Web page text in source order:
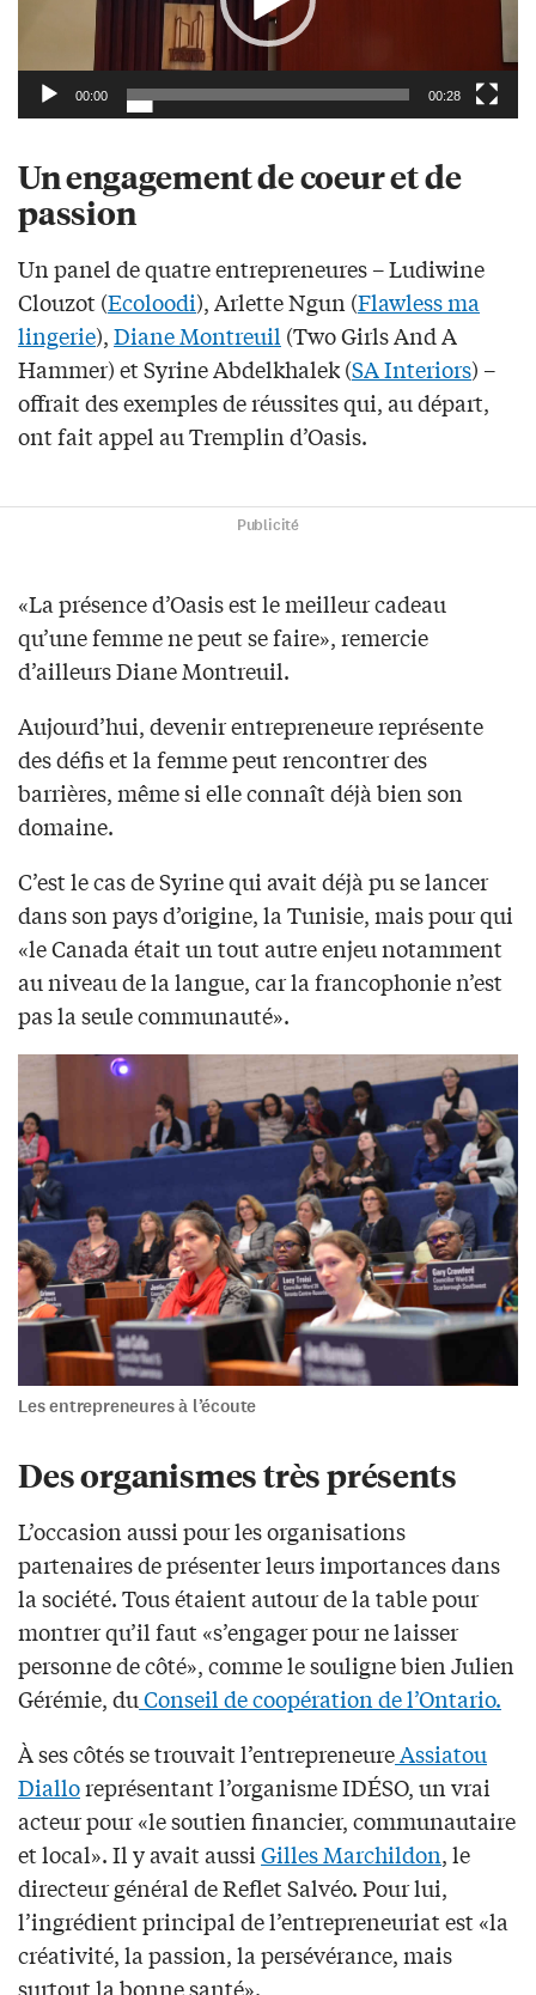
00:00 00:28
Un engagement de coeur et de
passion
Un panel de quatre entrepreneures – Ludiwine
Clouzot (Ecoloodi), Arlette Ngun (Flawless ma
lingerie),Diane Montreuil (Two Girls And A
Hammer) et Syrine Abdelkhalek (SA Interiors) –
offrait des exemples de réussites qui, au départ,
ont fait appel au Tremplin d’Oasis.
Publicité
«La présence d’Oasis est le meilleur cadeau
qu’une femme ne peut se faire», remercie
d’ailleurs Diane Montreuil.
Aujourd’hui, devenir entrepreneure représente
des défis et la femme peut rencontrer des
barrières, même si elle connaît déjà bien son
domaine.
C’est le cas de Syrine qui avait déjà pu se lancer
dans son pays d’origine, la Tunisie, mais pour qui
«le Canada était un tout autre enjeu notamment
au niveau de la langue, car la francophonie n’est
pas la seule communauté».
Les entrepreneures à l’écoute
Des organismes très présents
L’occasion aussi pour les organisations
partenaires de présenter leurs importances dans
la société. Tous étaient autour de la table pour
montrer qu’il faut «s’engager pour ne laisser
personne de côté», comme le souligne bien Julien
Gérémie, duConseil de coopération de l’Ontario.
À ses côtés se trouvait l’entrepreneureAssiatou
Dialloreprésentant l’organisme IDÉSO, un vrai
acteur pour «le soutien financier, communautaire
et local». Il y avait aussiGilles Marchildon, le
directeur général de Reflet Salvéo. Pour lui,
l’ingrédient principal de l’entrepreneuriat est «la
créativité, la passion, la persévérance, mais
surtout la bonne santé».